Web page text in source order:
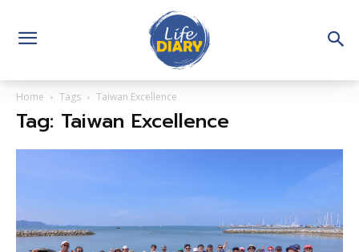
Home Tags Taiwan Excellence
Tag: Taiwan Excellence